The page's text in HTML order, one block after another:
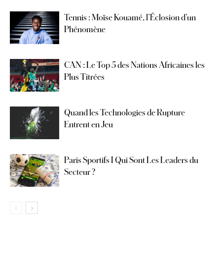
Tennis : Moïse Kouamé, l’Éclosion d’un
Phénomène
CAN : Le Top 5 des Nations Africaines les
Plus Titrées
Quand les Technologies de Rupture
Entrent en Jeu
Paris Sportifs I Qui Sont Les Leaders du
Secteur ?